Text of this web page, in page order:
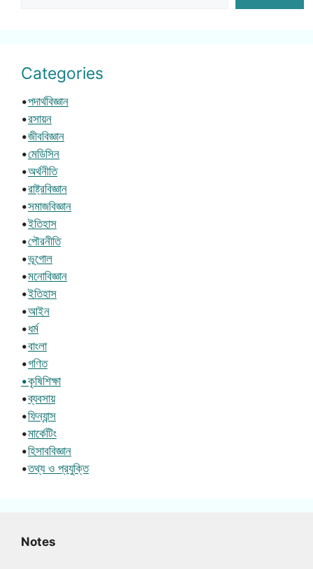
Categories
•পদার্থবিজ্ঞান
•রসায়ন
•জীববিজ্ঞান
•মেডিসিন
•অর্থনীতি
•রাষ্ট্রবিজ্ঞান
•সমাজবিজ্ঞান
•ইতিহাস
•পৌরনীতি
•ভূগোল
•মনোবিজ্ঞান
•ইতিহাস
•আইন
•ধর্ম
•বাংলা
•গণিত
•কৃষিশিক্ষা
•ব্যবসায়
•ফিন্যান্স
•মার্কেটিং
•হিসাববিজ্ঞান
•তথ্য ও প্রযুক্তি
Notes